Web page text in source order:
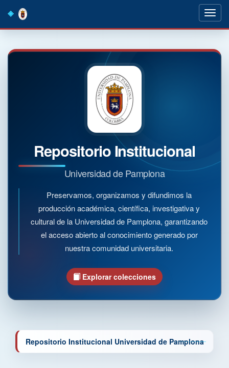
navigation
Repositorio Institucional
Universidad de Pamplona
Preservamos, organizamos y difundimos la
producción académica, científica, investigativa y
cultural de la Universidad de Pamplona, garantizando
el acceso abierto al conocimiento generado por
nuestra comunidad universitaria.
Explorar colecciones
Repositorio Institucional Universidad de Pamplona